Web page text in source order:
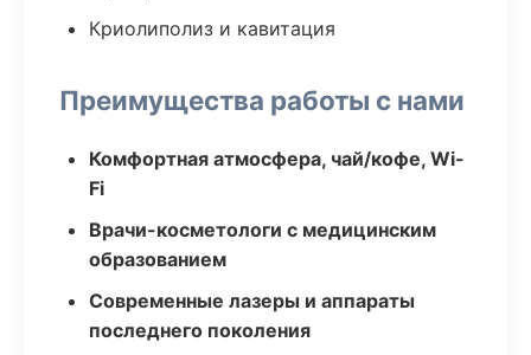
Криолиполиз и кавитация
Преимущества работы с нами
Комфортная атмосфера, чай/кофе, Wi-
Fi
Врачи-косметологи с медицинским
образованием
Современные лазеры и аппараты
последнего поколения